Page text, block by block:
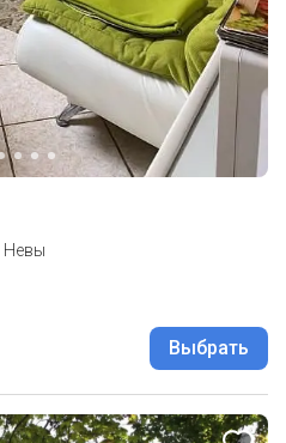
Невы
Выбрать